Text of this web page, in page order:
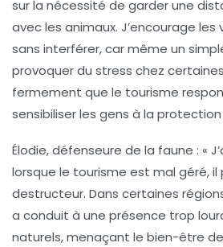
sur la nécessité de garder une
avec les animaux. J’encourage
sans interférer, car même un
provoquer du stress chez
fermement que le tourisme
sensibiliser les gens à la
Élodie, défenseure de la faune : «
lorsque le tourisme est mal géré,
destructeur. Dans certaines
a conduit à une présence trop
naturels, menaçant le bien-être